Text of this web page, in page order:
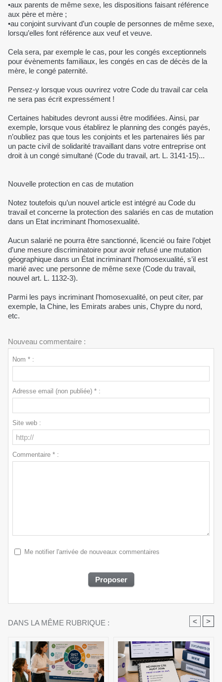
•aux parents de même sexe, les dispositions faisant référence
aux père et mère ;
•au conjoint survivant d’un couple de personnes de même sexe,
lorsqu’elles font référence aux veuf et veuve.
Cela sera, par exemple le cas, pour les congés exceptionnels
pour évènements familiaux, les congés en cas de décès de la
mère, le congé paternité.
Pensez-y lorsque vous ouvrirez votre Code du travail car cela
ne sera pas écrit expressément !
Certaines habitudes devront aussi être modifiées. Ainsi, par
exemple, lorsque vous établirez le planning des congés payés,
n’oubliez pas que tous les conjoints et les partenaires liés par
un pacte civil de solidarité travaillant dans votre entreprise ont
droit à un congé simultané (Code du travail, art. L. 3141-15)...
Nouvelle protection en cas de mutation
Notez toutefois qu’un nouvel article est intégré au Code du
travail et concerne la protection des salariés en cas de mutation
dans un Etat incriminant l’homosexualité.
Aucun salarié ne pourra être sanctionné, licencié ou faire l’objet
d’une mesure discriminatoire pour avoir refusé une mutation
géographique dans un État incriminant l’homosexualité, s’il est
marié avec une personne de même sexe (Code du travail,
nouvel art. L. 1132-3).
Parmi les pays incriminant l’homosexualité, on peut citer, par
exemple, la Chine, les Emirats arabes unis, Chypre du nord,
etc.
Nouveau commentaire :
Nom * :
Adresse email (non publiée) * :
Site web :
Commentaire * :
Me notifier l'arrivée de nouveaux commentaires
DANS LA MÊME RUBRIQUE : < >